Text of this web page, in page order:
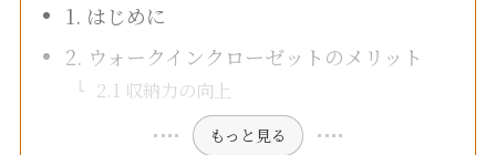
1. はじめに
2. ウォークインクローゼットのメリット
2.1 収納力の向上
もっと見る